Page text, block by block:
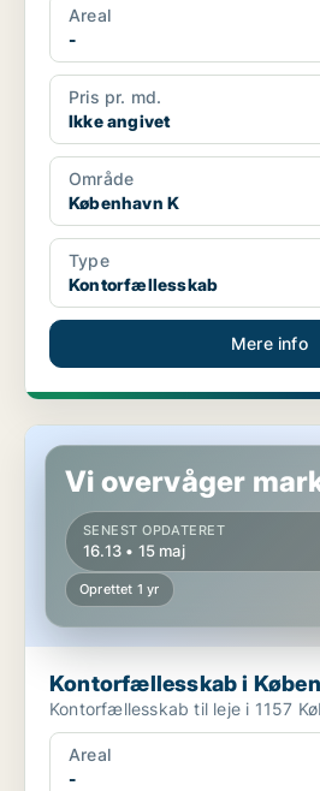
Areal
-
Pris pr. md.
Ikke angivet
Område
København K
Type
Kontorfællesskab
Mere info
Kontorfællesskab i København K
Vi overvåger
SENEST OPDATERET
16.13 • 15 maj
Oprettet 1 yr
Kontorfællesskab i
Kontorfællesskab til leje i 1157
Areal
-